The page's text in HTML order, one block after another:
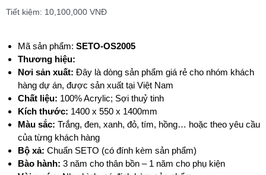
Tiết kiệm: 10,100,000 VNĐ
Mã sản phẩm: SETO-OS2005
Thương hiệu:
Nơi sản xuất: Đây là dòng sản phẩm giá rẻ cho nhóm khách
hàng dự án, được sản xuất tại Việt Nam
Chất liệu: 100% Acrylic; Sợi thuỷ tinh
Kích thước: 1400 x 550 x 1400mm
Màu sắc: Trắng, đen, xanh, đỏ, tím, hồng… hoặc theo yêu cầu
của từng khách hàng
Bộ xả: Chuẩn SETO (có đính kèm sản phẩm)
Bào hành: 3 năm cho thân bồn – 1 năm cho phụ kiện